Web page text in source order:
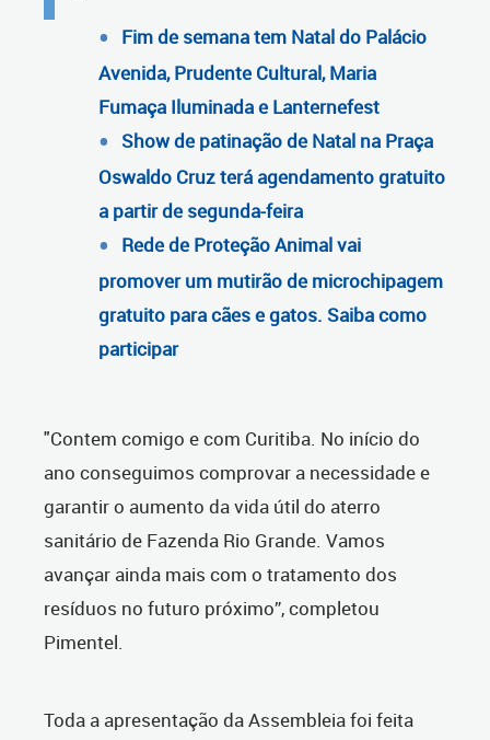
Fim de semana tem Natal do Palácio
Avenida, Prudente Cultural, Maria
Fumaça Iluminada e Lanternefest
Show de patinação de Natal na Praça
Oswaldo Cruz terá agendamento gratuito
a partir de segunda-feira
Rede de Proteção Animal vai
promover um mutirão de microchipagem
gratuito para cães e gatos. Saiba como
participar
"Contem comigo e com Curitiba. No início do
ano conseguimos comprovar a necessidade e
garantir o aumento da vida útil do aterro
sanitário de Fazenda Rio Grande. Vamos
avançar ainda mais com o tratamento dos
resíduos no futuro próximo”, completou
Pimentel.
Toda a apresentação da Assembleia foi feita